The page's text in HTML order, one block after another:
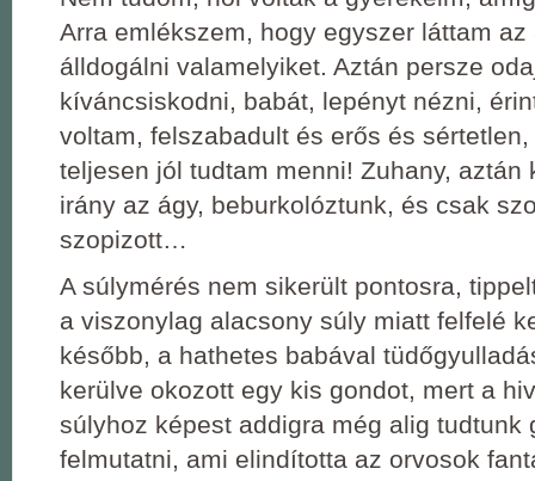
Arra emlékszem, hogy egyszer láttam az
álldogálni valamelyiket. Aztán persze
kíváncsiskodni, babát, lepényt nézni,
voltam, felszabadult és erős és
teljesen jól tudtam menni! Zuhany, aztán
irány az ágy, beburkolóztunk, és csak
szopizott…
A súlymérés nem sikerült pontosra,
a viszonylag alacsony súly miatt felfelé
később, a hathetes babával
kerülve okozott egy kis gondot, mert a
súlyhoz képest addigra még alig tudtunk
felmutatni, ami elindította az orvosok